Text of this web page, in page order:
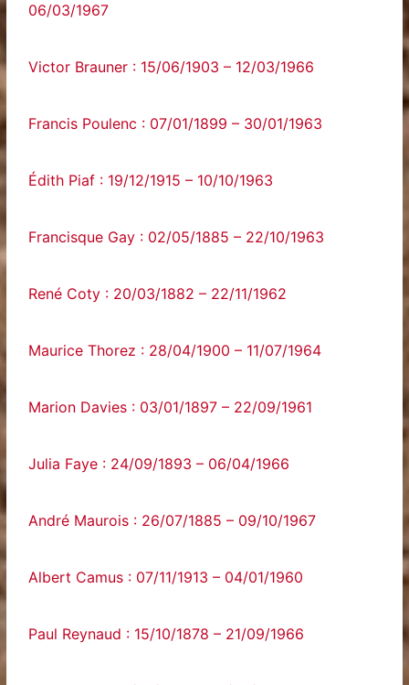
06/03/1967
Victor Brauner : 15/06/1903 – 12/03/1966
Francis Poulenc : 07/01/1899 – 30/01/1963
Édith Piaf : 19/12/1915 – 10/10/1963
Francisque Gay : 02/05/1885 – 22/10/1963
René Coty : 20/03/1882 – 22/11/1962
Maurice Thorez : 28/04/1900 – 11/07/1964
Marion Davies : 03/01/1897 – 22/09/1961
Julia Faye : 24/09/1893 – 06/04/1966
André Maurois : 26/07/1885 – 09/10/1967
Albert Camus : 07/11/1913 – 04/01/1960
Paul Reynaud : 15/10/1878 – 21/09/1966